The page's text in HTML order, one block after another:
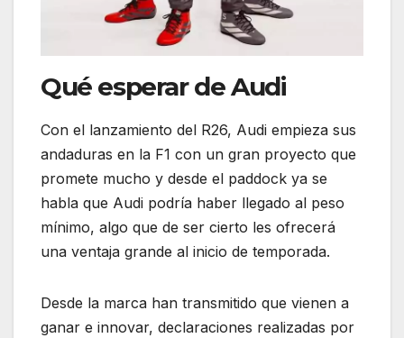
Qué esperar de Audi
Con el lanzamiento del R26, Audi empieza sus
andaduras en la F1 con un gran proyecto que
promete mucho y desde el paddock ya se
habla que Audi podría haber llegado al peso
mínimo, algo que de ser cierto les ofrecerá
una ventaja grande al inicio de temporada.
Desde la marca han transmitido que vienen a
ganar e innovar, declaraciones realizadas por